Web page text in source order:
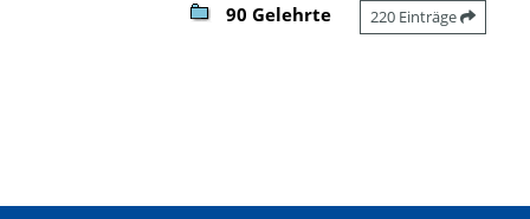
90 Gelehrte 220 Einträge